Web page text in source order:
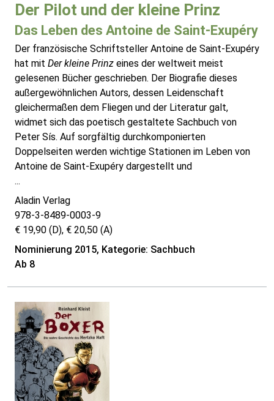
Der Pilot und der kleine Prinz
Das Leben des Antoine de Saint-Exupéry
Der französische Schriftsteller Antoine de Saint-Exupéry
hat mit Der kleine Prinz eines der weltweit meist
gelesenen Bücher geschrieben. Der Biografie dieses
außergewöhnlichen Autors, dessen Leidenschaft
gleichermaßen dem Fliegen und der Literatur galt,
widmet sich das poetisch gestaltete Sachbuch von
Peter Sís. Auf sorgfältig durchkomponierten
Doppelseiten werden wichtige Stationen im Leben von
Antoine de Saint-Exupéry dargestellt und
...
Aladin Verlag
978-3-8489-0003-9
€ 19,90 (D), € 20,50 (A)
Nominierung 2015, Kategorie: Sachbuch
Ab 8